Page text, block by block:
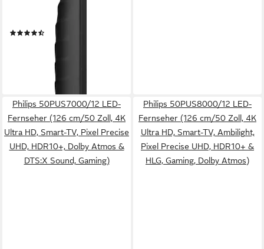
Auflösung
Produktdatenblatt
(437)
UVP
mtl. in 24 Raten
lieferbar - in 1-2 Werktagen bei dir
Philips 50PUS7000/12 LED-
Fernseher (126 cm/50 Zoll, 4K
Ultra HD, Smart-TV, Pixel Precise
UHD, HDR10+, Dolby Atmos &
DTS:X Sound, Gaming)
Philips 50PUS8000/12 LED-
Fernseher (126 cm/50 Zoll, 4K
Ultra HD, Smart-TV, Ambilight,
Pixel Precise UHD, HDR10+ &
HLG, Gaming, Dolby Atmos)